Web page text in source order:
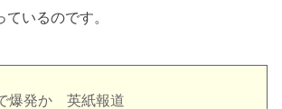
いるのです。
爆発か 英紙報道